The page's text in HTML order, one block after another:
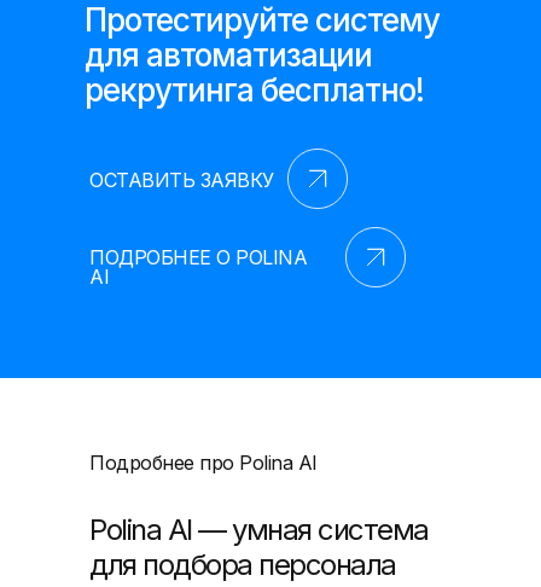
Протестируйте систему
для автоматизации
рекрутинга бесплатно!
ПОДРОБНЕЕ О POLINA
AI
ОСТАВИТЬ ЗАЯВКУ
Polina AI — умная система
для подбора персонала
Подробнее про Polina AI